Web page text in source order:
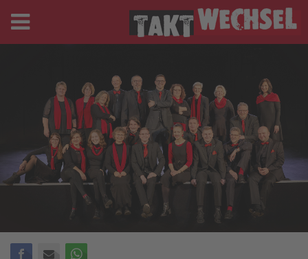
Facebook
E-mail